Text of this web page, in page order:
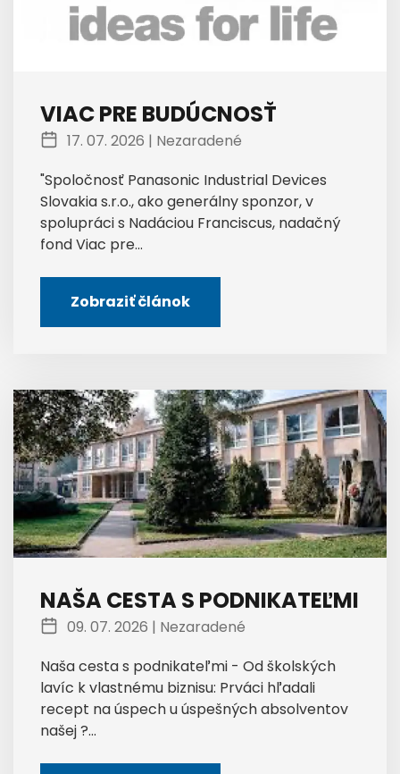
VIAC PRE BUDÚCNOSŤ
17. 07. 2026 | Nezaradené
"Spoločnosť Panasonic Industrial Devices
Slovakia s.r.o., ako generálny sponzor, v
spolupráci s Nadáciou Franciscus, nadačný
fond Viac pre...
Zobraziť článok
NAŠA CESTA S PODNIKATEĽMI
09. 07. 2026 | Nezaradené
Naša cesta s podnikateľmi - Od školských
lavíc k vlastnému biznisu: Prváci hľadali
recept na úspech u úspešných absolventov
našej ?...